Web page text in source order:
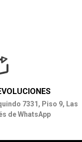
7331, Piso 9, Las
de WhatsApp